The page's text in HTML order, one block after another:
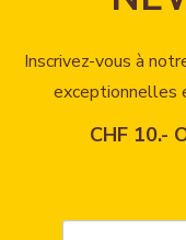
Inscrivez-vous à
exceptionnelles
CHF 10.-